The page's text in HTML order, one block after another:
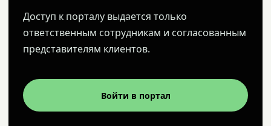
Доступ к порталу выдается только
ответственным сотрудникам и согласованным
представителям клиентов.
Войти в портал